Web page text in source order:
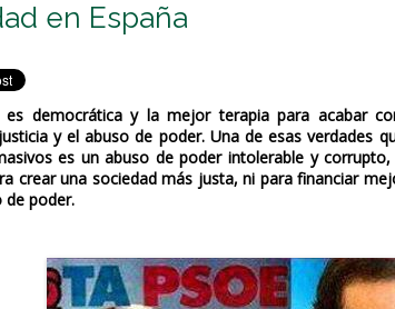
en España
es democrática y la mejor terapia para acabar
y el abuso de poder. Una de esas verdades
es un abuso de poder intolerable y
crear una sociedad más justa, ni para financiar
de poder.